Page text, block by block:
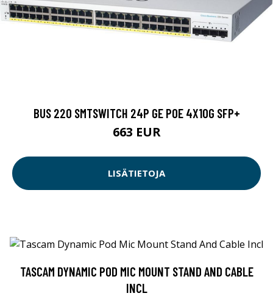
BUS 220 SMTSWITCH 24P GE POE 4X10G SFP+
663 EUR
LISÄTIETOJA
TASCAM DYNAMIC POD MIC MOUNT STAND AND CABLE
INCL